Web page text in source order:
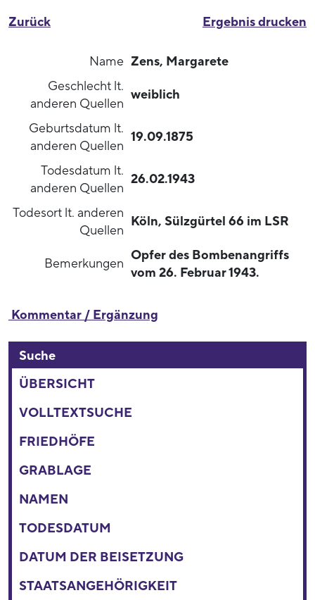
Ergebnis drucken
Zurück
Name Zens, Margarete
Geschlecht lt.
anderen Quellen
weiblich
Geburtsdatum lt.
anderen Quellen
19.09.1875
Todesdatum lt.
anderen Quellen
26.02.1943
Todesort lt. anderen
Quellen
Köln, Sülzgürtel 66 im LSR
Bemerkungen
Opfer des Bombenangriffs
vom 26. Februar 1943.
Kommentar / Ergänzung
Suche
ÜBERSICHT
VOLLTEXTSUCHE
FRIEDHÖFE
GRABLAGE
NAMEN
TODESDATUM
DATUM DER BEISETZUNG
STAATSANGEHÖRIGKEIT